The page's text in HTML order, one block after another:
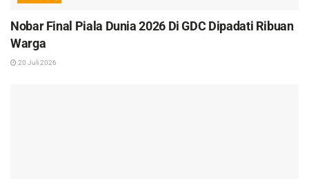
Nobar Final Piala Dunia 2026 Di GDC Dipadati Ribuan
Warga
20 Juli 2026